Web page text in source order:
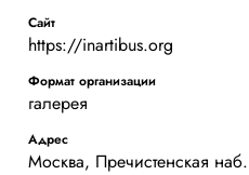
Сайт
https://inartibus.org
Формат организации
галерея
Адрес
Москва, Пречистенская